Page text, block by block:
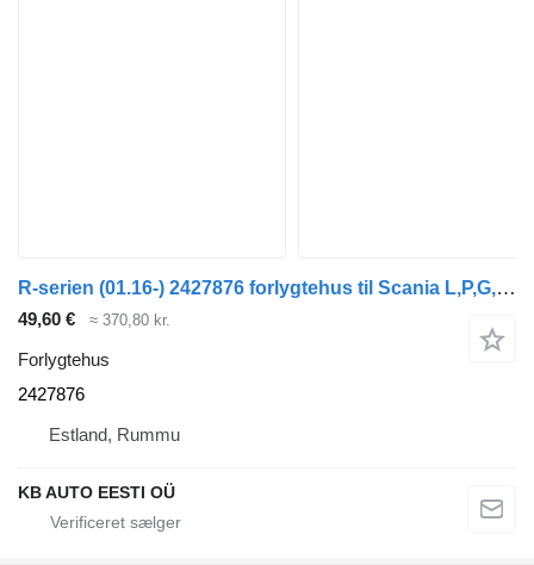
R-serien (01.16-) 2427876 forlygtehus til Scania L,P,G,R,S-series (2016-) lastbil
49,60 € ≈ 370,80 kr.
Forlygtehus
2427876
Estland, Rummu
KB AUTO EESTI OÜ